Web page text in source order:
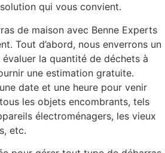
qui vous convient.
de maison avec Benne Experts
Tout d’abord, nous enverrons un
la quantité de déchets à
une estimation gratuite.
date et une heure pour venir
les objets encombrants, tels
électroménagers, les vieux
etc.